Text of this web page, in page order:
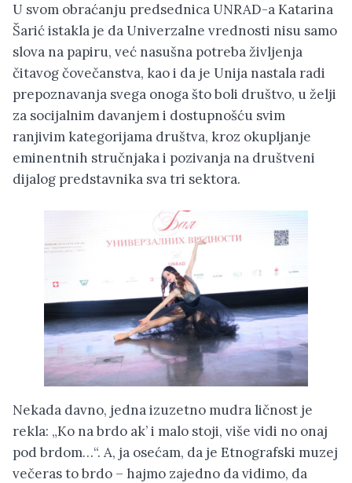
U svom obraćanju predsednica UNRAD-a Katarina
Šarić istakla je da Univerzalne vrednosti nisu samo
slova na papiru, već nasušna potreba življenja
čitavog čovečanstva, kao i da je Unija nastala radi
prepoznavanja svega onoga što boli društvo, u želji
za socijalnim davanjem i dostupnošću svim
ranjivim kategorijama društva, kroz okupljanje
eminentnih stručnjaka i pozivanja na društveni
dijalog predstavnika sva tri sektora.
Nekada davno, jedna izuzetno mudra ličnost je
rekla: „Ko na brdo ak’ i malo stoji, više vidi no onaj
pod brdom…“. A, ja osećam, da je Etnografski muzej
večeras to brdo – hajmo zajedno da vidimo, da